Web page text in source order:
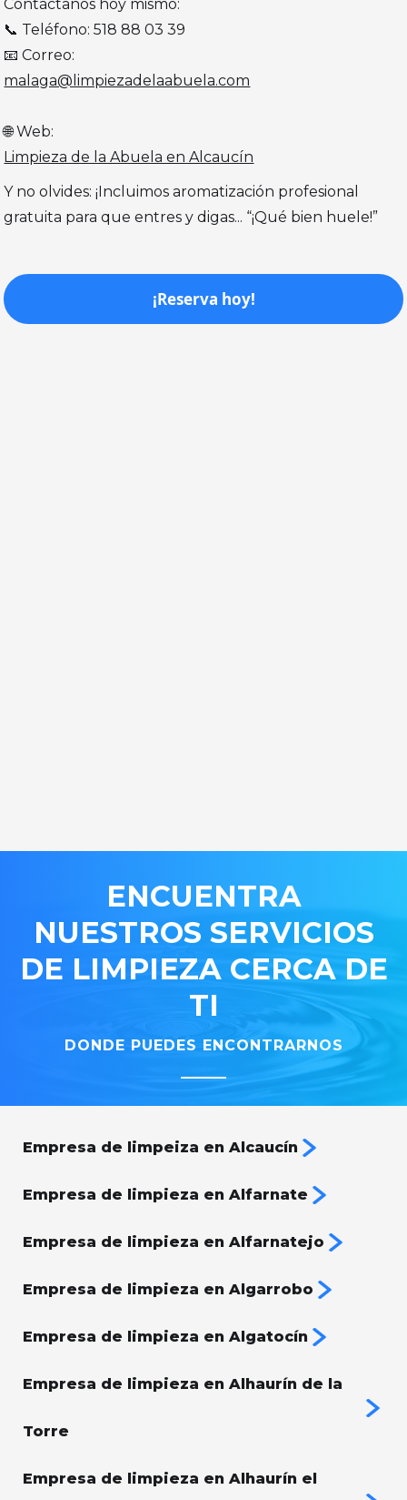
Contáctanos hoy mismo:
📞 Teléfono: 518 88 03 39
📧 Correo:
malaga@limpiezadelaabuela.com
🌐 Web:
Limpieza de la Abuela en Alcaucín
Y no olvides: ¡Incluimos aromatización profesional
gratuita para que entres y digas... “¡Qué bien huele!”
¡Reserva hoy!
ENCUENTRA
NUESTROS SERVICIOS
DE LIMPIEZA CERCA DE
TI
DONDE PUEDES ENCONTRARNOS
Empresa de limpeiza en Alcaucín
Empresa de limpieza en Alfarnate
Empresa de limpieza en Alfarnatejo
Empresa de limpieza en Algarrobo
Empresa de limpieza en Algatocín
Empresa de limpieza en Alhaurín de la
Torre
Empresa de limpieza en Alhaurín el